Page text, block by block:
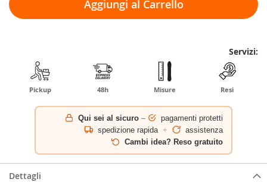
Aggiungi al Carrello
Servizi:
Pickup 48h Misure Resi
Qui sei al sicuro –
pagamenti protetti
spedizione rapida +
assistenza
Cambi idea? Reso gratuito
Dettagli